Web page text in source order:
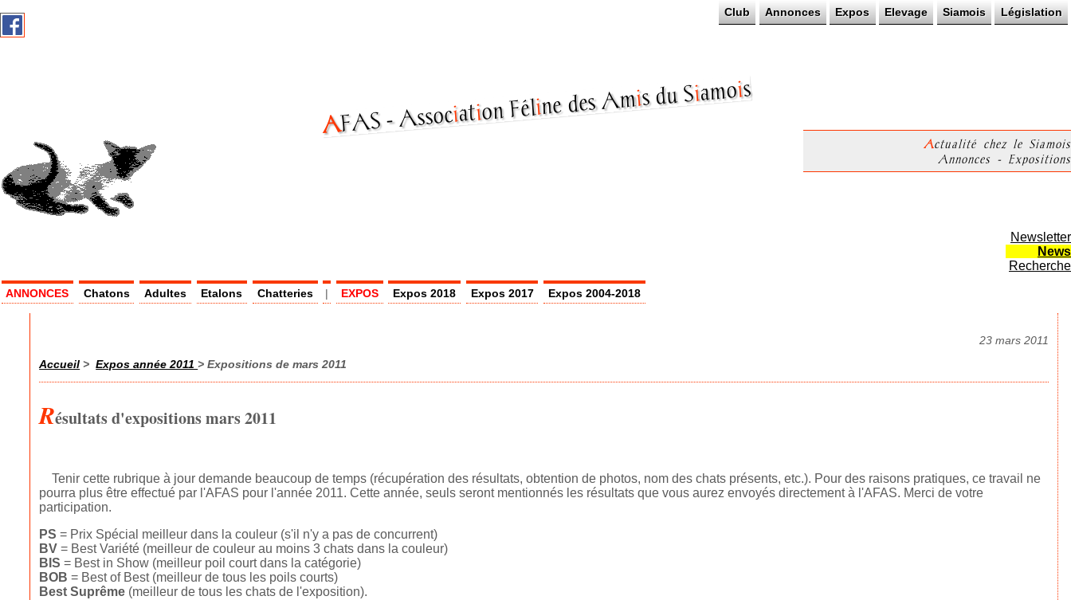
Club Annonces Expos Elevage Siamois Législation
AF
AS -Association Féline des Amis du Siamois
Actualité chez le Siamois
Annonces - Expositions
Newsletter
News
Recherche
ANNONCES Chatons Adultes Etalons Chatteries | EXPOS Expos 2018 Expos 2017 Expos 2004-2018
23 mars 2011
Accueil >Expos année 2011> Expositions de mars 2011
Résultats d'expositions mars 2011
Tenir cette rubrique à jour demande beaucoup de temps (récupération des résultats, obtention de photos, nom des chats présents, etc.). Pour des raisons pratiques, ce travail ne
pourra plus être effectué par l'AFAS pour l'année 2011. Cette année, seuls seront mentionnés les résultats que vous aurez envoyés directement à l'AFAS. Merci de votre
participation.
PS = Prix Spécial meilleur dans la couleur (s'il n'y a pas de concurrent)
BV = Best Variété (meilleur de couleur au moins 3 chats dans la couleur)
BIS = Best in Show (meilleur poil court dans la catégorie)
BOB = Best of Best (meilleur de tous les poils courts)
Best Suprême (meilleur de tous les chats de l'exposition).